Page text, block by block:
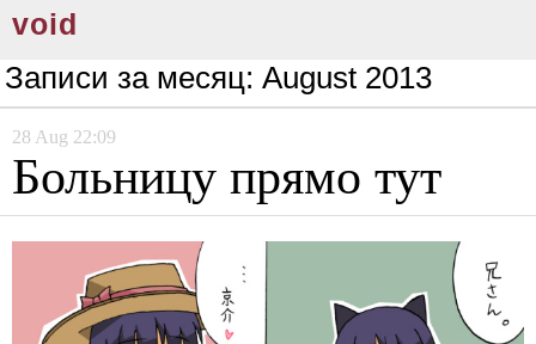
void
Записи за месяц: August 2013
28 Aug 22:09
Больницу прямо тут